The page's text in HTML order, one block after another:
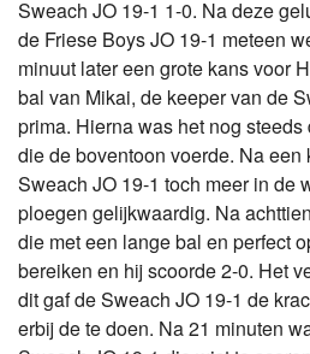
Sweach JO 19-1 1-0. Na deze
de Friese Boys JO 19-1 meteen
minuut later een grote kans voor
bal van Mikai, de keeper van de
prima. Hierna was het nog steeds
die de boventoon voerde. Na een
Sweach JO 19-1 toch meer in de
ploegen gelijkwaardig. Na
die met een lange bal en perfect
bereiken en hij scoorde 2-0. Het
dit gaf de Sweach JO 19-1 de
erbij de te doen. Na 21 minuten